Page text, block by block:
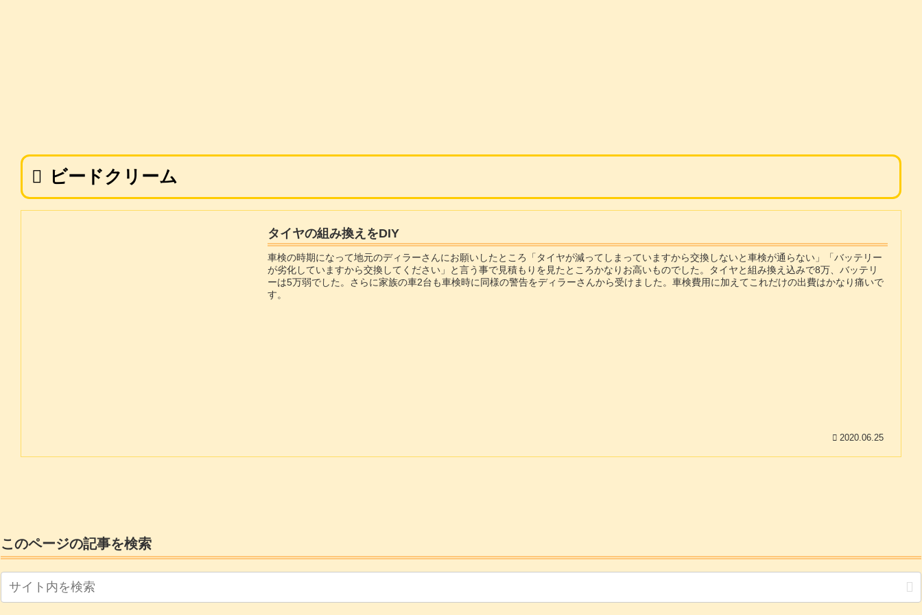
ビードクリーム
タイヤの組み換えをDIY
車検の時期になって地元のディラーさんにお願いしたところ「タイヤが減ってしまっていますから交換しないと車検が通らない」「バッテリー
が劣化していますから交換してください」と言う事で見積もりを見たところかなりお高いものでした。タイヤと組み換え込みで8万、バッテリ
ーは5万弱でした。さらに家族の車2台も車検時に同様の警告をディラーさんから受けました。車検費用に加えてこれだけの出費はかなり痛いで
す。
2020.06.25
このページの記事を検索